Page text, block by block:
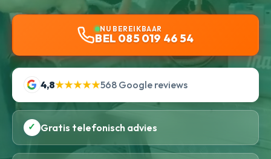
NU BEREIKBAAR
BEL 085 019 46 54
4,8★★★★★568 Google reviews
✓ Gratis telefonisch advies